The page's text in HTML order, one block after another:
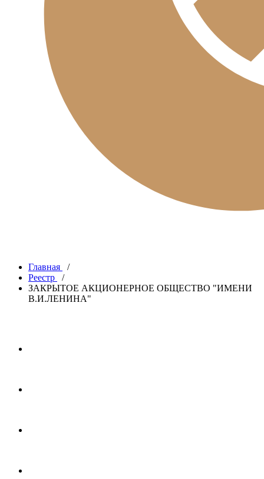
Главная
/
Реестр
/
ЗАКРЫТОЕ АКЦИОНЕРНОЕ ОБЩЕСТВО "ИМЕНИ
В.И.ЛЕНИНА"